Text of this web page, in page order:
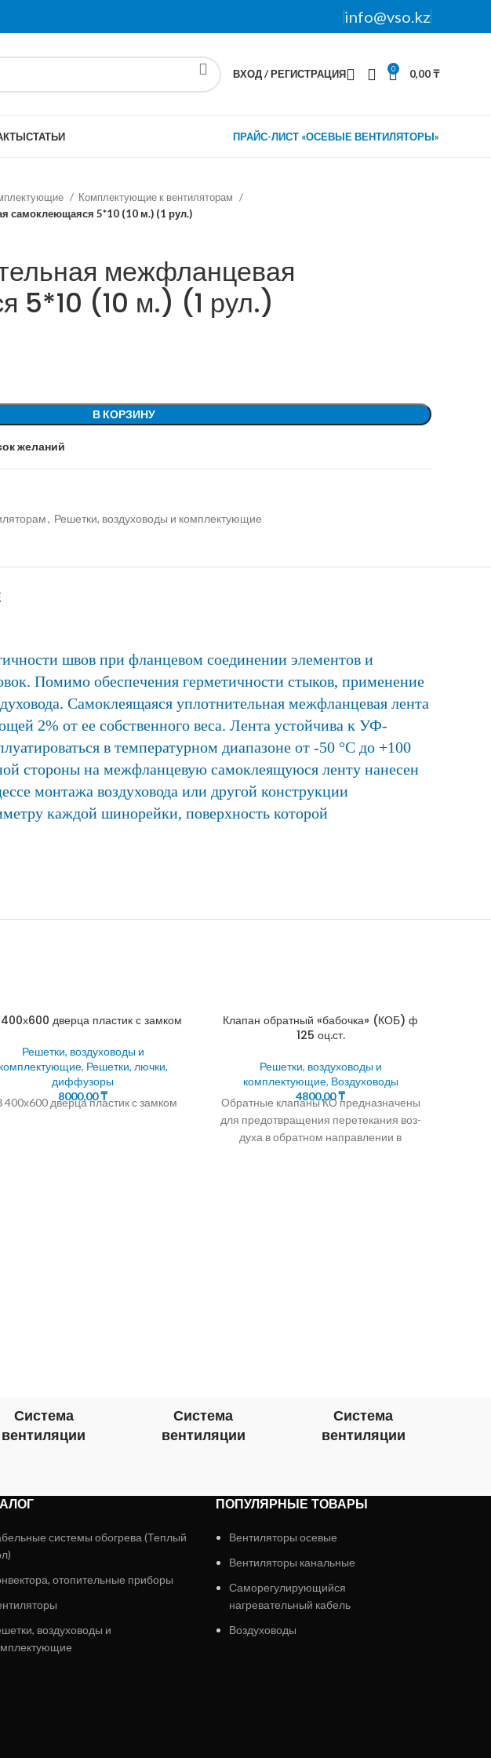
info@vso.kz
ВХОД / РЕГИСТРАЦИЯ 0 0,00₸
СТАТЬИ ПРАЙС-ЛИСТ «ОСЕВЫЕ ВЕНТИЛЯТОРЫ»
Комплектующие к вентиляторам
самоклеющаяся 5*10 (10 м.) (1 рул.)
межфланцевая
5*10 (10 м.) (1 рул.)
В КОРЗИНУ
желаний
, Решетки, воздуховоды и комплектующие
швов при фланцевом соединении элементов и
Помимо обеспечения герметичности стыков, применение
Самоклеящаяся уплотнительная межфланцевая лента
2% от ее собственного веса. Лента устойчива к УФ-
в температурном диапазоне от -50 °C до +100
стороны на межфланцевую самоклеящуюся ленту нанесен
монтажа воздуховода или другой конструкции
каждой шинорейки, поверхность которой
дверца пластик с замком
Решетки, воздуховоды и
комплектующие, Решетки, лючки,
диффузоры
8000,00₸
400х600 дверца пластик с замком
Клапан обратный «бабочка» (КОБ) ф
125 оц.ст.
Решетки, воздуховоды и
комплектующие, Воздуховоды
4800,00₸
Обратные клапаны КО предназначены
для предотвращения перетекания воз-
духа в обратном направлении в
Система
вентиляции
Система
вентиляции
Система
вентиляции
системы обогрева (Теплый
отопительные приборы
воздуховоды и
ПОПУЛЯРНЫЕ ТОВАРЫ
Вентиляторы осевые
Вентиляторы канальные
Саморегулирующийся
нагревательный кабель
Воздуховоды